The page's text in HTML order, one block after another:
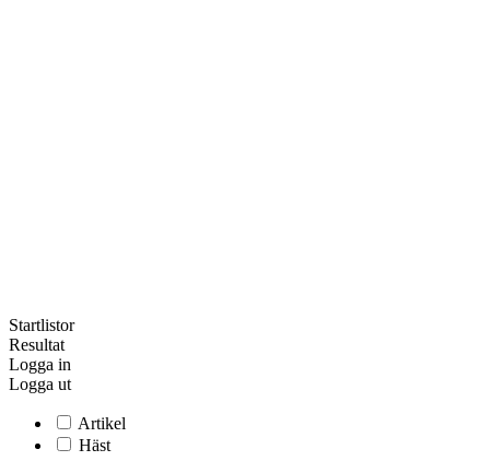
Startlistor
Resultat
Logga in
Logga ut
Artikel
Häst